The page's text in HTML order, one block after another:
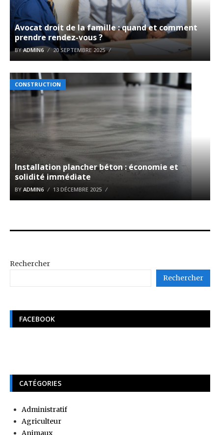
Avocat droit de la famille : quand et comment
prendre rendez-vous ?
BYADMIN6 20 SEPTEMBRE 2025
CONSTRUCTION
Installation plancher béton : économie et
solidité immédiate
BY ADMIN6 13 DÉCEMBRE 2025
Rechercher
Rechercher
FACEBOOK
CATÉGORIES
Administratif
Agriculteur
Animaux